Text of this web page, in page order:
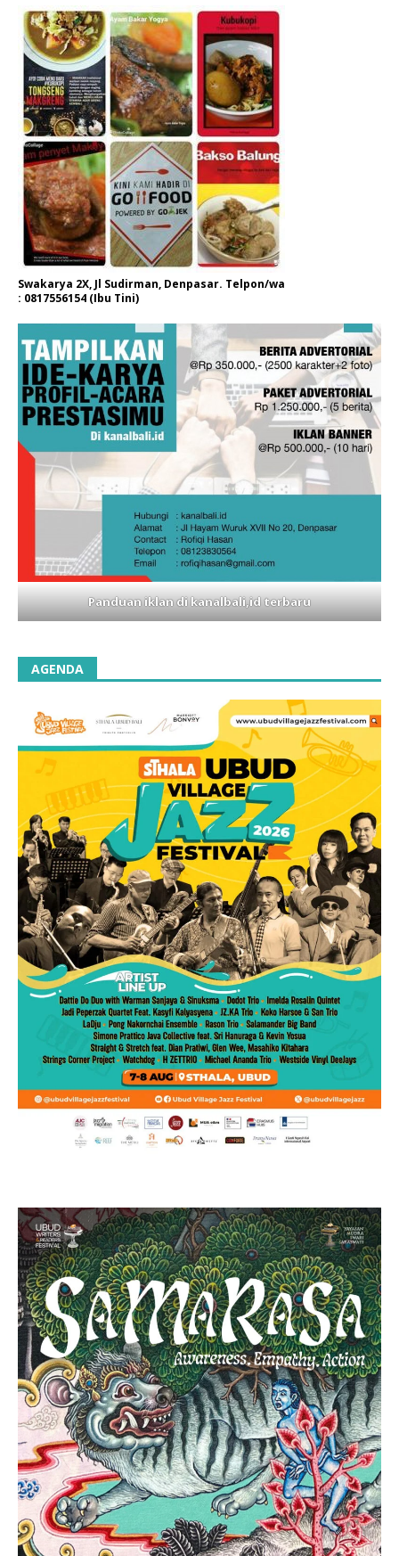
Swakarya 2X, Jl Sudirman, Denpasar. Telpon/wa
: 0817556154 (Ibu Tini)
Panduan iklan di kanalbali,id terbaru
AGENDA